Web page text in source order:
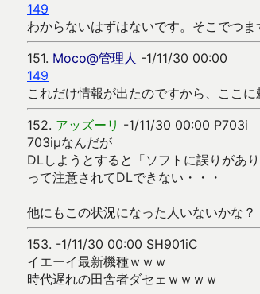
149
わからないはずはないです。そこでつま
151. Moco@管理人 -1/11/30 00:00
149
これだけ情報が出たのですから、ここに
152. アッズーリ -1/11/30 00:00 P703i
703iμなんだが
DLしようとすると「ソフトに誤りがあり
って注意されてDLできない・・・
他にもこの状況になった人いないかな？
153. -1/11/30 00:00 SH901iC
イエーイ最新機種ｗｗｗ
時代遅れの田舎者ダセェｗｗｗｗ